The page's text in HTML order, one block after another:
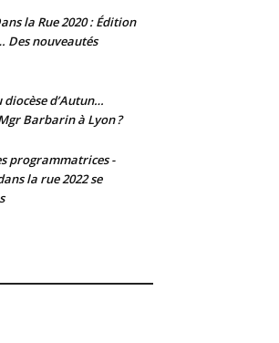
la Rue 2020 : Édition
nouveautés
diocèse d’Autun…
Barbarin à Lyon ?
programmatrices -
la rue 2022 se